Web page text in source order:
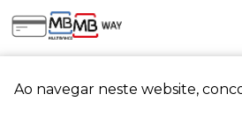
Ao navegar neste website,